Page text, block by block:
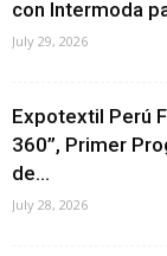
con Intermoda
July 29, 2026
Expotextil Perú
360”, Primer
de...
July 28, 2026